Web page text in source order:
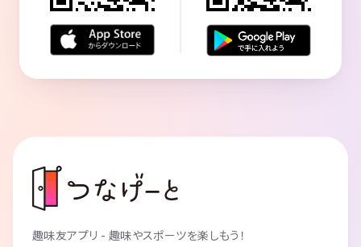
趣味友アプリ - 趣味やスポーツを楽しもう！